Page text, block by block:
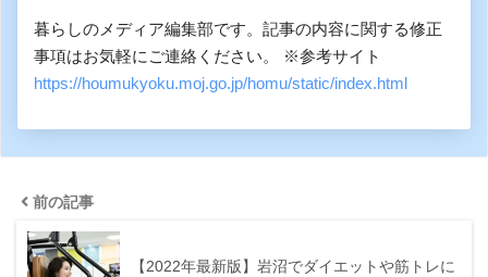
暮らしのメディア編集部です。記事の内容に関する修正
事項はお気軽にご連絡ください。 ※参考サイト
https://houmukyoku.moj.go.jp/homu/static/index.html
前の記事
【2022年最新版】岩沼でダイエットや筋トレに